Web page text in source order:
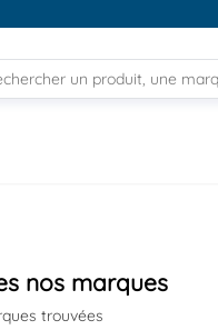
nos marques
trouvées